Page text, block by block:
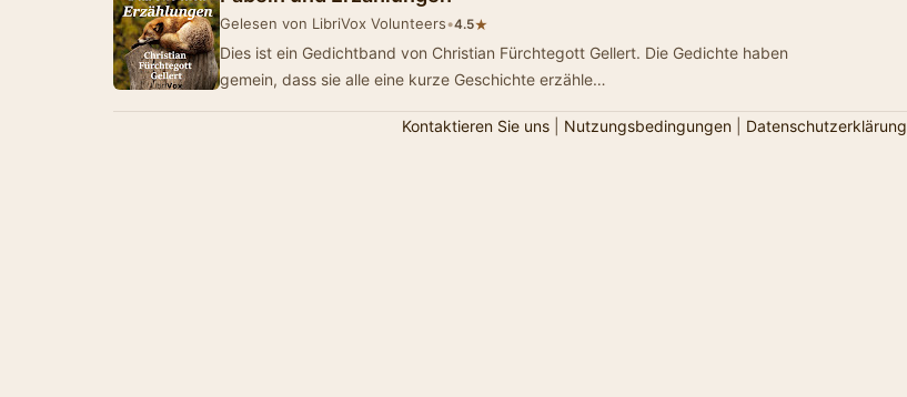
Gelesen von LibriVox Volunteers•4.5★
Dies ist ein Gedichtband von Christian Fürchtegott Gellert. Die Gedichte haben
gemein, dass sie alle eine kurze Geschichte erzähle…
Kontaktieren Sie uns| Nutzungsbedingungen| Datenschutzerklärung